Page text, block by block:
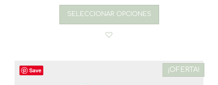
SELECCIONAR OPCIONES
Save ¡OFERTA!